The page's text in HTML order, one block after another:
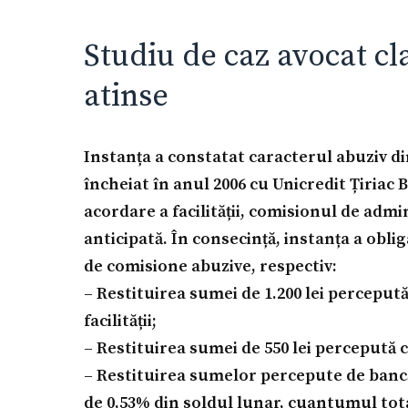
Studiu de caz avocat
atinse
Instanța a constatat caracterul abuziv
încheiat în anul 2006 cu Unicredit Țiriac
acordare a facilității, comisionul de
anticipată. În consecință, instanța a
de comisione abuzive, respectiv:
– Restituirea sumei de 1.200 lei
facilității;
– Restituirea sumei de 550 lei
– Restituirea sumelor percepute de
de 0,53% din soldul lunar, cuantumul